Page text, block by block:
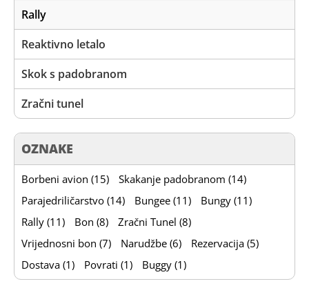
Rally
Reaktivno letalo
Skok s padobranom
Zračni tunel
OZNAKE
Borbeni avion (15)
Skakanje padobranom (14)
Parajedriličarstvo (14)
Bungee (11)
Bungy (11)
Rally (11)
Bon (8)
Zračni Tunel (8)
Vrijednosni bon (7)
Narudžbe (6)
Rezervacija (5)
Dostava (1)
Povrati (1) Buggy (1)